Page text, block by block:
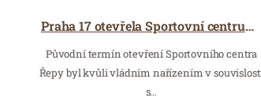
Praha 17 otevřela Sportovní centrum Řepy veřejnosti
Původní termín otevření Sportovního centra
Řepy byl kvůli vládním nařízením v
s…